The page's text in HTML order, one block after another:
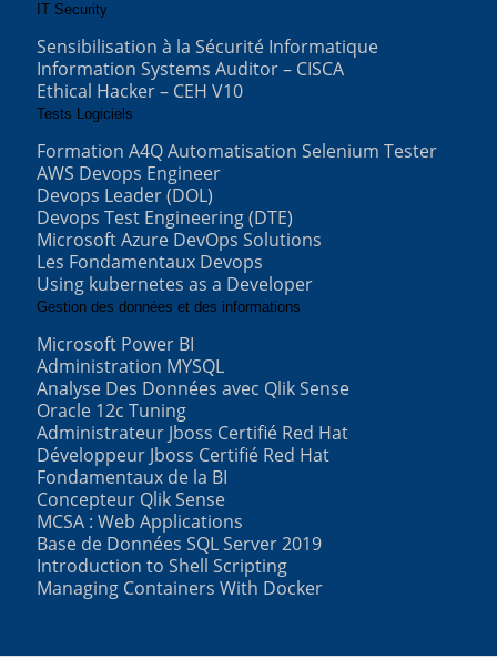
IT Security
Sensibilisation à la Sécurité Informatique
Information Systems Auditor – CISCA
Ethical Hacker – CEH V10
Tests Logiciels
Formation A4Q Automatisation Selenium Tester
AWS Devops Engineer
Devops Leader (DOL)
Devops Test Engineering (DTE)
Microsoft Azure DevOps Solutions
Les Fondamentaux Devops
Using kubernetes as a Developer
Gestion des données et des informations
Microsoft Power BI
Administration MYSQL
Analyse Des Données avec Qlik Sense
Oracle 12c Tuning
Administrateur Jboss Certifié Red Hat
Développeur Jboss Certifié Red Hat
Fondamentaux de la BI
Concepteur Qlik Sense
MCSA : Web Applications
Base de Données SQL Server 2019
Introduction to Shell Scripting
Managing Containers With Docker